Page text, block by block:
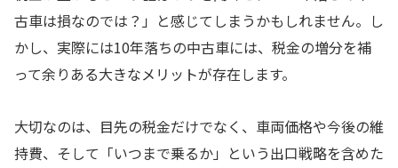
古車は損なのでは？」と感じてしまうかもしれません。し
かし、実際には10年落ちの中古車には、税金の増分を補
って余りある大きなメリットが存在します。
大切なのは、目先の税金だけでなく、車両価格や今後の維
持費、そして「いつまで乗るか」という出口戦略を含めた